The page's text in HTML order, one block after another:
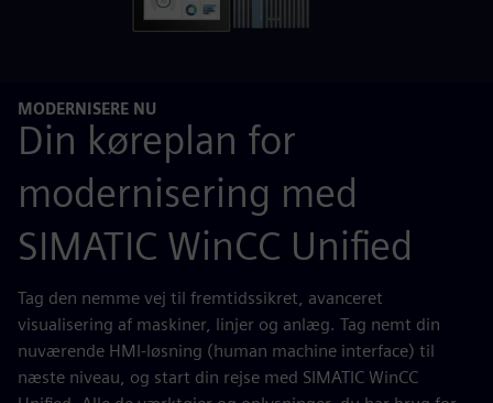
MODERNISERE NU
Din køreplan for
modernisering med
SIMATIC WinCC Unified
Tag den nemme vej til fremtidssikret, avanceret
visualisering af maskiner, linjer og anlæg. Tag nemt din
nuværende HMI-løsning (human machine interface) til
næste niveau, og start din rejse med SIMATIC WinCC